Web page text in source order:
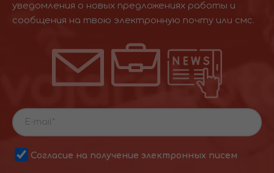
уведомления о новых предложениях работы и
сообщения на твою электронную почту или смс.
Согласие на получение электронных писем